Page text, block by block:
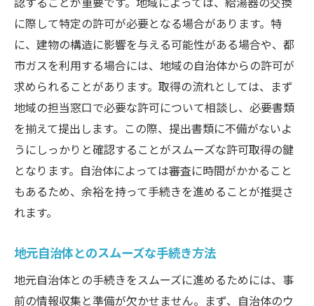
に際して特定の許可が必要となる場合があります。特
に、建物の構造に影響を与える可能性がある場合や、都
市ガスを利用する場合には、地域の自治体からの許可が
求められることがあります。取得の流れとしては、まず
地域の担当窓口で必要な許可について相談し、必要書類
を揃えて提出します。この際、提出書類に不備がないよ
うにしっかりと確認することがスムーズな許可取得の鍵
となります。自治体によっては審査に時間がかかること
もあるため、余裕を持って手続きを進めることが推奨さ
れます。
地元自治体とのスムーズな手続き方法
地元自治体との手続きをスムーズに進めるためには、事
前の情報収集と準備が欠かせません。まず、自治体のウ